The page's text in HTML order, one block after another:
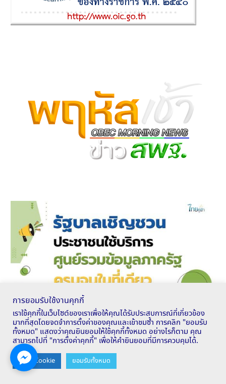
การยอมรับใช้งานคุกกี้
เราใช้คุกกี้ในเว็บไซต์ของเราเพื่อให้คุณได้รับประสบการณ์ที่เกี่ยวข้อง
มากที่สุดโดยจดจำการตั้งค่าของคุณและเข้าชมซ้ำ การคลิก "ยอมรับ
ทั้งหมด" แสดงว่าคุณยินยอมให้ใช้คุกกี้ทั้งหมด อย่างไรก็ตาม คุณ
สามารถไปที่ "การตั้งค่าคุกกี้" เพื่อให้คำยินยอมที่มีการควบคุมได้.
ตั้งค่า Cookie ยอมรับทั้งหมด